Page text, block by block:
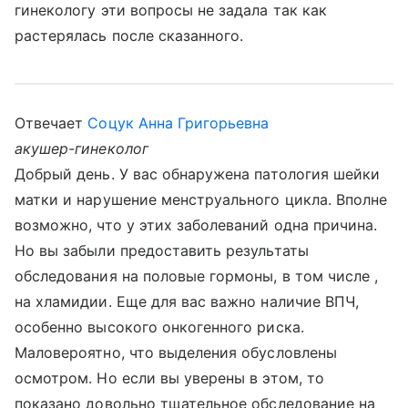
гинекологу эти вопросы не задала так как
растерялась после сказанного.
Отвечает Соцук Анна Григорьевна
акушер-гинеколог
Добрый день. У вас обнаружена патология шейки
матки и нарушение менструального цикла. Вполне
возможно, что у этих заболеваний одна причина.
Но вы забыли предоставить результаты
обследования на половые гормоны, в том числе ,
на хламидии. Еще для вас важно наличие ВПЧ,
особенно высокого онкогенного риска.
Маловероятно, что выделения обусловлены
осмотром. Но если вы уверены в этом, то
показано довольно тщательное обследование на